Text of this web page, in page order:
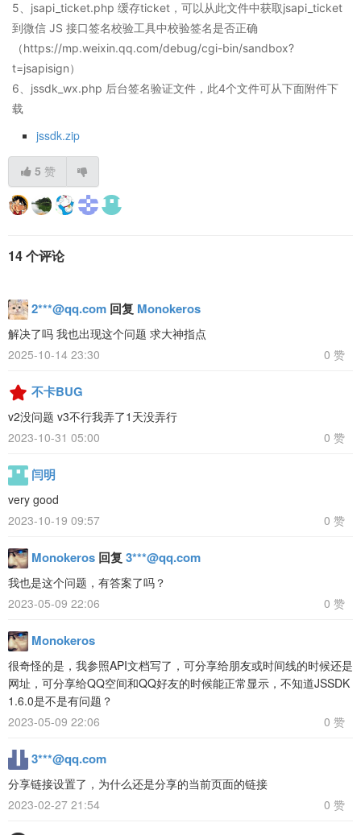
5、jsapi_ticket.php 缓存ticket，可以从此文件中获取jsapi_ticket
到微信 JS 接口签名校验工具中校验签名是否正确
（https://mp.weixin.qq.com/debug/cgi-bin/sandbox?
t=jsapisign）
6、jssdk_wx.php 后台签名验证文件，此4个文件可从下面附件下
载
jssdk.zip
5 赞
14 个评论
2***@qq.com 回复 Monokeros
解决了吗 我也出现这个问题 求大神指点
2025-10-14 23:30
0 赞
不卡BUG
v2没问题 v3不行我弄了1天没弄行
2023-10-31 05:00
0 赞
闫明
very good
2023-10-19 09:57
0 赞
Monokeros 回复 3***@qq.com
我也是这个问题，有答案了吗？
2023-05-09 22:06
0 赞
Monokeros
很奇怪的是，我参照API文档写了，可分享给朋友或时间线的时候还是
网址，可分享给QQ空间和QQ好友的时候能正常显示，不知道JSSDK
1.6.0是不是有问题？
2023-05-09 22:06
0 赞
3***@qq.com
分享链接设置了，为什么还是分享的当前页面的链接
2023-02-27 21:54
0 赞